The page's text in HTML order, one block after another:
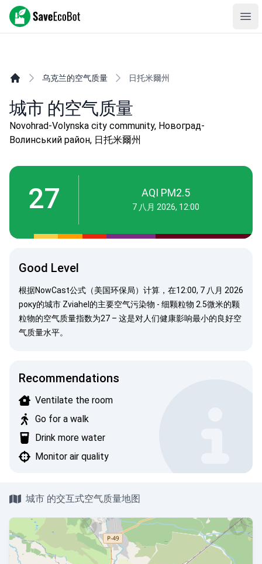
SaveEcoBot
乌克兰的空气质量 日托米爾州
城市 的空气质量
Novohrad-Volynska city community, Новоград-
Волинський район, 日托米爾州
27 AQI PM2.5
7 八月 2026, 12:00
Good Level
根据NowCast公式（美国环保局） 计算，在12:00, 7 八月 2026
року的城市 Zviahel的主要空气污染物 - 细颗粒物 2.5微米的颗
粒物的空气质量指数为27 – 这是对人们健康影响最小的良好空
气质量水平。
Recommendations
Ventilate the room
Go for a walk
Drink more water
Monitor air quality
城市 的交互式空气质量地图